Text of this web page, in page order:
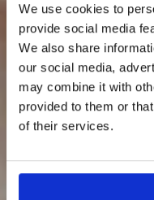
We use cookies to
provide social media
We also share
our social media,
may combine it with
provided to them or
of their services.